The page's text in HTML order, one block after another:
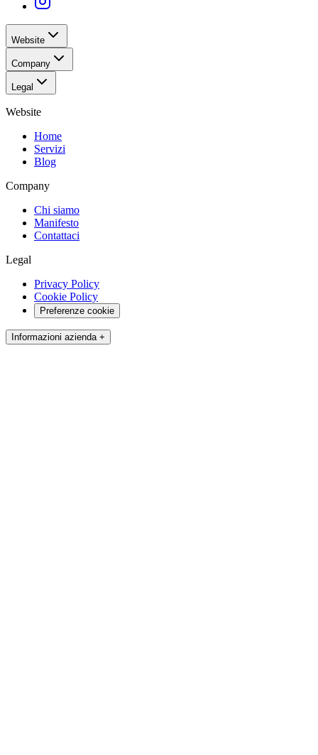
Website
Company
Legal
Website
Home
Servizi
Blog
Company
Chi siamo
Manifesto
Contattaci
Legal
Privacy Policy
Cookie Policy
Preferenze cookie
Informazioni azienda +